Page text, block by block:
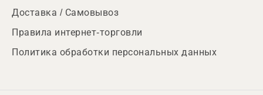
Доставка / Самовывоз
Правила интернет-торговли
Политика обработки персональных данных